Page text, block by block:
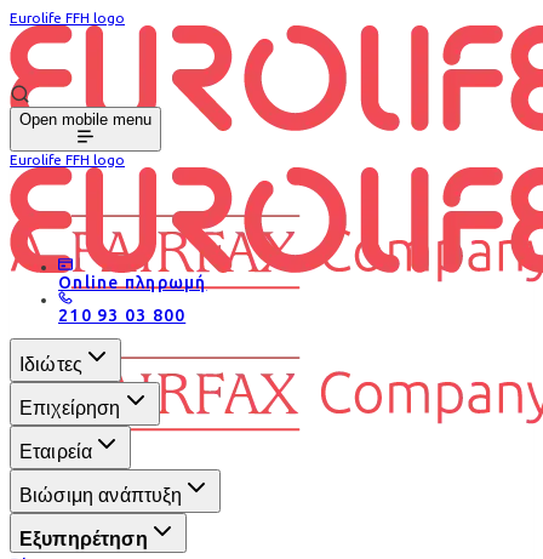
Eurolife FFH logo
Open mobile menu
Eurolife FFH logo
Online πληρωμή
210 93 03 800
Ιδιώτες
Επιχείρηση
Εταιρεία
Βιώσιμη ανάπτυξη
Εξυπηρέτηση